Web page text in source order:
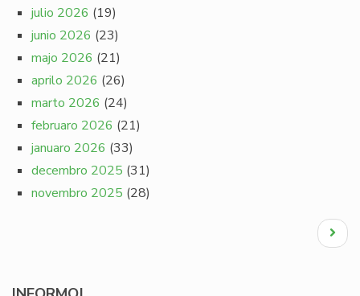
julio 2026 (19)
junio 2026 (23)
majo 2026 (21)
aprilo 2026 (26)
marto 2026 (24)
februaro 2026 (21)
januaro 2026 (33)
decembro 2025 (31)
novembro 2025 (28)
Next
page